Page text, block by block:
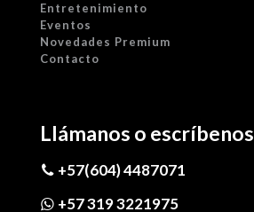
Entretenimiento
Eventos
Novedades Premium
Contacto
Llámanos o escríbenos
+57(604) 4487071
+57 319 3221975